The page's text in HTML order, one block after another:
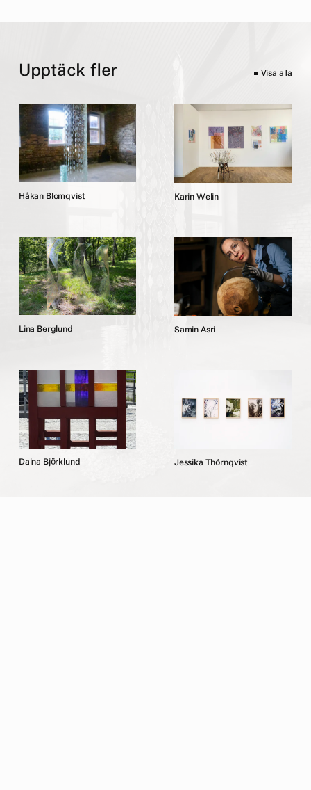
Upptäck fler Visa alla
Håkan Blomqvist Karin Welin
Lina Berglund Samin Asri
Daina Björklund Jessika Thörnqvist